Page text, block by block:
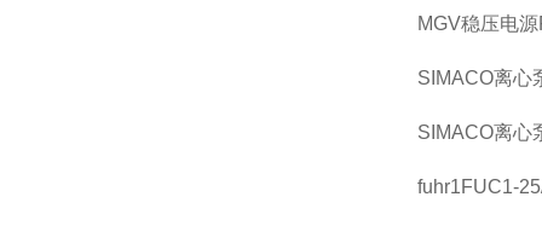
MGV稳压电
SIMACO离心
SIMACO离心
fuhr1FUC1-